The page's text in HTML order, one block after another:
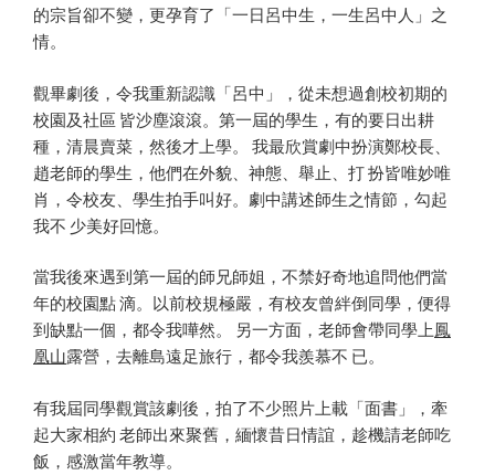
的宗旨卻不變，更孕育了「一日呂中生，一生呂中人」之
情。
觀畢劇後，令我重新認識「呂中」，從未想過創校初期的
校園及社區 皆沙塵滾滾。第一屆的學生，有的要日出耕
種，清晨賣菜，然後才上學。 我最欣賞劇中扮演鄭校長、
趙老師的學生，他們在外貌、神態、舉止、打 扮皆唯妙唯
肖，令校友、學生拍手叫好。劇中講述師生之情節，勾起
我不 少美好回憶。
當我後來遇到第一屆的師兄師姐，不禁好奇地追問他們當
年的校園點 滴。以前校規極嚴，有校友曾絆倒同學，便得
到缺點一個，都令我嘩然。 另一方面，老師會帶同學上鳳
凰山露營，去離島遠足旅行，都令我羨慕不 已。
有我屆同學觀賞該劇後，拍了不少照片上載「面書」，牽
起大家相約 老師出來聚舊，緬懷昔日情誼，趁機請老師吃
飯，感激當年教導。